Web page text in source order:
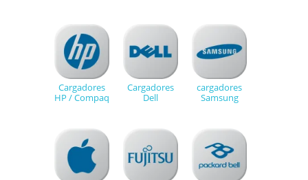
Cargadores
HP / Compaq
Cargadores
Dell
cargadores
Samsung